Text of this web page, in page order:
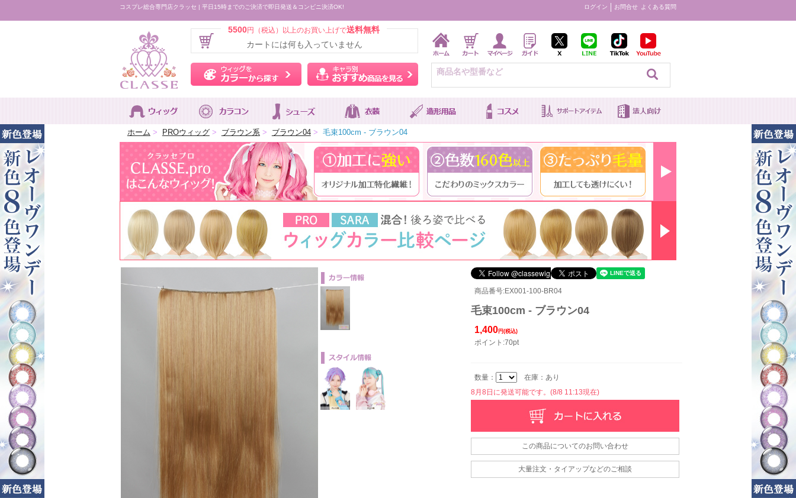
コスプレ総合専門店クラッセ | 平日15時までのご決済で即日発送＆コンビニ決済OK! ログイン お問合せ よくある質問
5500円（税込）以上のお買い上げで送料無料
カートには何も入っていません
ウィッグをカラーから探す キャラ別おすすめ商品を見る
ホーム > PROウィッグ > ブラウン系 > ブラウン04 > 毛束100cm - ブラウン04
商品番号:EX001-100-BR04
毛束100cm - ブラウン04
1,400 円(税込)
ポイント:70pt
数量：
在庫：あり
8月8日に発送可能です。(8/8 11:13現在)
この商品についてのお問い合わせ
大量注文・タイアップなどのご相談